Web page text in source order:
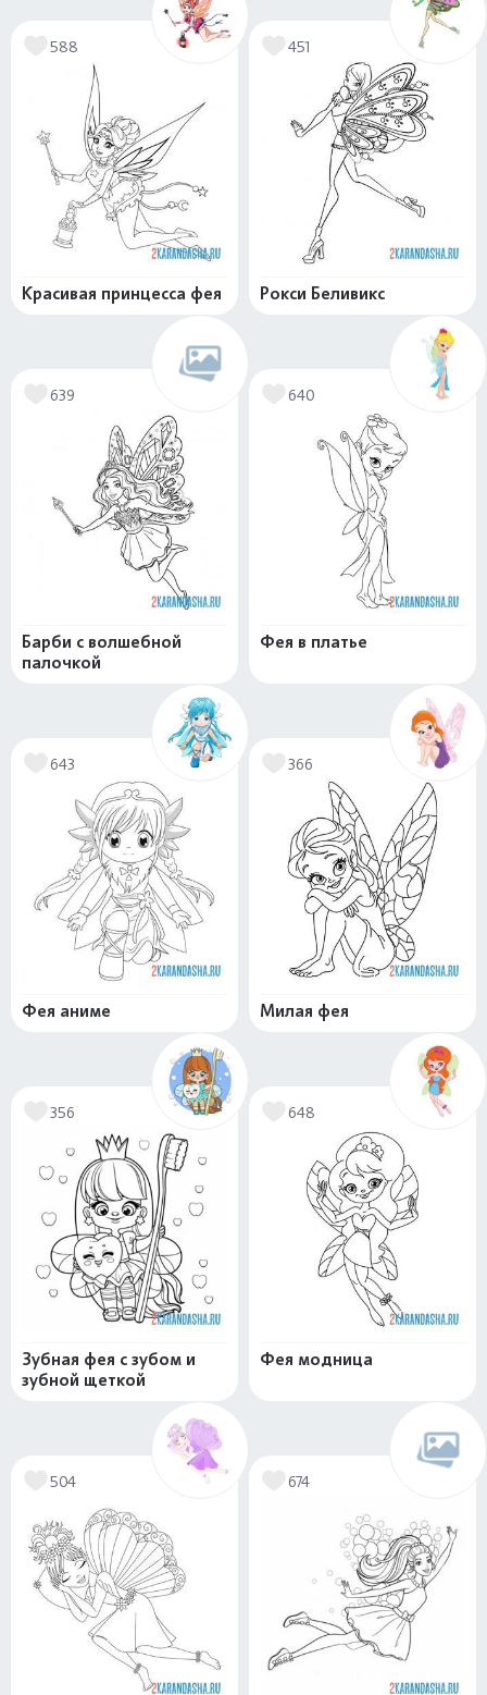
588
Красивая принцесса фея
451
Рокси Беливикс
639
Барби с волшебной
палочкой
640
Фея в платье
643
Фея аниме
366
Милая фея
356
Зубная фея с зубом и
зубной щеткой
648
Фея модница
504 674